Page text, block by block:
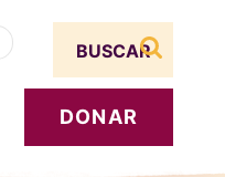
DONAR
Search term
buscar